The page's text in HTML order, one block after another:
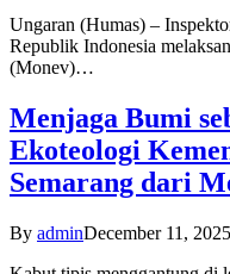
Ungaran (Humas) –
Republik Indonesia
(Monev)…
Menjaga Bumi
Ekoteologi
Semarang dari
By adminDecember 11, 2025